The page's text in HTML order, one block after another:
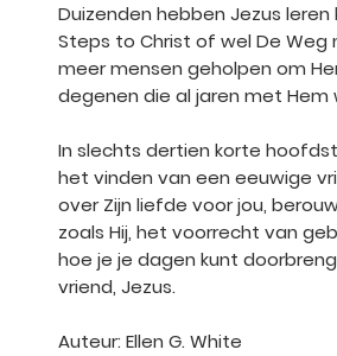
Duizenden hebben Jezus
Steps to Christ of wel De Weg
meer mensen geholpen om
degenen die al jaren met Hem
In slechts dertien korte
het vinden van een eeuwige
over Zijn liefde voor jou,
zoals Hij, het voorrecht van
hoe je je dagen kunt
vriend, Jezus.
Auteur: Ellen G. White